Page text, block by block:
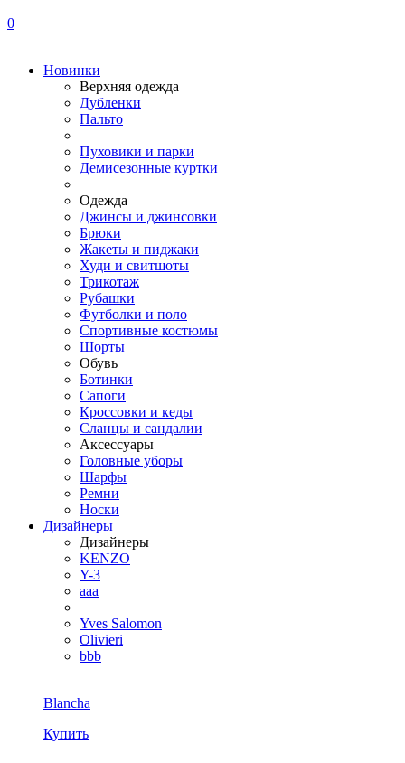
0
Новинки
Верхняя одежда
Дубленки
Пальто
Пуховики и парки
Демисезонные куртки
Одежда
Джинсы и джинсовки
Брюки
Жакеты и пиджаки
Худи и свитшоты
Трикотаж
Рубашки
Футболки и поло
Спортивные костюмы
Шорты
Обувь
Ботинки
Сапоги
Кроссовки и кеды
Сланцы и сандалии
Аксессуары
Головные уборы
Шарфы
Ремни
Носки
Дизайнеры
Дизайнеры
KENZO
Y-3
aaa
Yves Salomon
Olivieri
bbb
Blancha
Купить